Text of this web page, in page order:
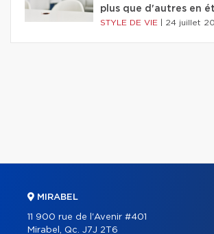
plus que d'autres en
STYLE DE VIE 24 juillet
MIRABEL
11 900 rue de l'Avenir #401
Mirabel, Qc. J7J 2T6